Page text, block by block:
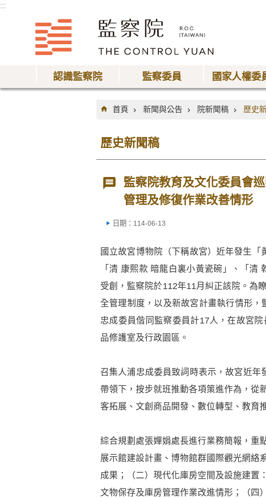
:::
認識監察院 監察委員 國家人權委
:::
首頁
新聞與公告 院新聞稿 歷史
歷史新聞稿
監察院教育及文化委員會
管理及修復作業改善情形
日期：114-06-13
國立故宮博物院（下稱故宮）近年發生
「清 康熙款 暗龍白裏小黃瓷碗」、「
受創，監察院於112年11月糾正該院。為
全管理制度，以及新故宮計畫執行情形
忠成委員偕同監察委員計17人，在故宮
品修護室及行政園區。
召集人浦忠成委員致詞時表示，故宮近
帶領下，按步就班推動各項策進作為，從
客拓展、文創商品開發、數位轉型、教育
綜合規劃處張嬋娟處長進行業務簡報，重
展示館建設計畫、博物館群國際觀光網絡
成果；（二）現代化庫房空間及設施建置
文物保存及庫房管理作業改進情形；（四